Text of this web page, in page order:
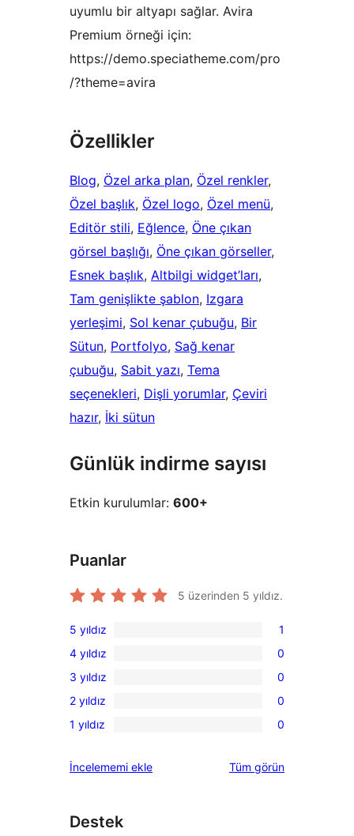
uyumlu bir altyapı sağlar. Avira
Premium örneği için:
https://demo.speciatheme.com/pro
/?theme=avira
Özellikler
Blog, Özel arka plan, Özel renkler
Özel başlık, Özel logo, Özel menü
Editör stili, Eğlence, Öne çıkan
görsel başlığı, Öne çıkan görseller
Esnek başlık, Altbilgi widget’ları
Tam genişlikte şablon, Izgara
yerleşimi, Sol kenar çubuğu, Bir
Sütun, Portfolyo, Sağ kenar
çubuğu, Sabit yazı, Tema
seçenekleri, Dişli yorumlar, Çeviri
hazır, İki sütun
Günlük indirme sayısı
Etkin kurulumlar: 600+
Puanlar
5 üzerinden 5 yıldız.
1
5
yıldızlı
inceleme
5 yıldız 1
0
4
yıldızlı
inceleme
4 yıldız 0
0
3
yıldızlı
3 yıldız 0
0
2
inceleme
2 yıldız 0
0
yıldızlı
1 yıldız 0
İncelememi ekle Tüm değerlendirmeleri
görün
Destek